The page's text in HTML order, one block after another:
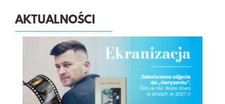
AKTUALNOŚCI